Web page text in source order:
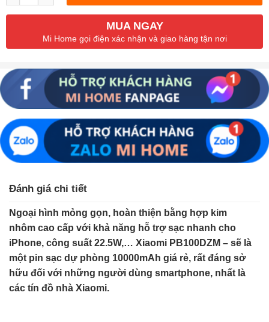
MUA NGAY
Mi Home gọi điện xác nhận và giao hàng tận nơi
Đánh giá chi tiết
Ngoại hình mỏng gọn, hoàn thiện bằng hợp kim
nhôm cao cấp với khả năng hỗ trợ sạc nhanh cho
iPhone, công suất 22.5W,… Xiaomi PB100DZM – sẽ là
một pin sạc dự phòng 10000mAh giá rẻ, rất đáng sở
hữu đối với những người dùng smartphone, nhất là
các tín đồ nhà Xiaomi.